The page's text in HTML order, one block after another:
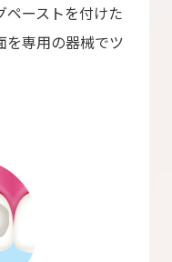
ペーストを付けた
を専用の器械でツ